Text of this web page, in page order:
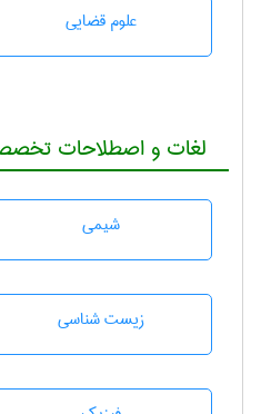
علوم قضایی
لغات و اصطلاحات
شيمی
زيست شناسی